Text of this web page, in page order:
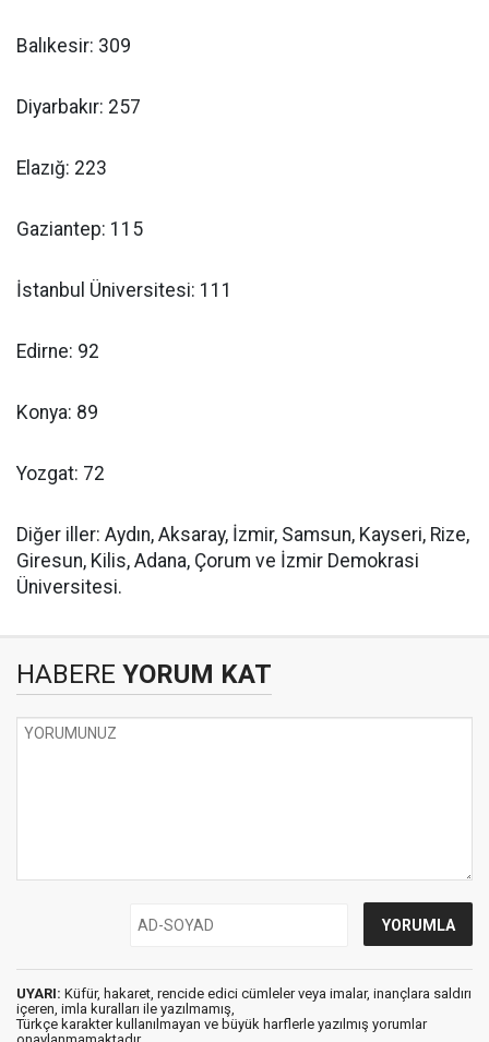
Balıkesir: 309
Diyarbakır: 257
Elazığ: 223
Gaziantep: 115
İstanbul Üniversitesi: 111
Edirne: 92
Konya: 89
Yozgat: 72
Diğer iller: Aydın, Aksaray, İzmir, Samsun, Kayseri, Rize,
Giresun, Kilis, Adana, Çorum ve İzmir Demokrasi
Üniversitesi.
HABERE YORUM KAT
UYARI: Küfür, hakaret, rencide edici cümleler veya imalar, inançlara saldırı
içeren, imla kuralları ile yazılmamış,
Türkçe karakter kullanılmayan ve büyük harflerle yazılmış yorumlar